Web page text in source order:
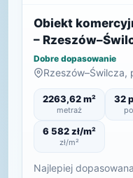
Obiekt
–
Dobre dopasowanie
Rzeszów–Świlcza,
2263,62 m²
metraż
32
6 582 zł/m²
zł/m²
Najlepiej